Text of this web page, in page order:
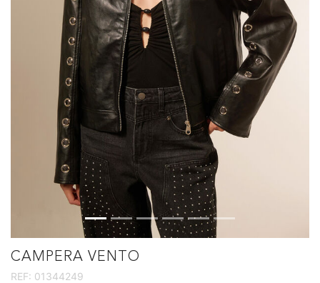
CAMPERA VENTO
REF: 01344249